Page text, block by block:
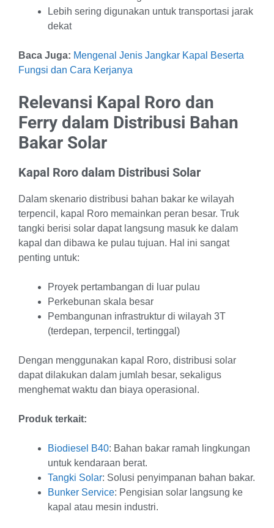
Lebih sering digunakan untuk transportasi jarak
dekat
Baca Juga: Mengenal Jenis Jangkar Kapal Beserta
Fungsi dan Cara Kerjanya
Relevansi Kapal Roro dan
Ferry dalam Distribusi Bahan
Bakar Solar
Kapal Roro dalam Distribusi Solar
Dalam skenario distribusi bahan bakar ke wilayah
terpencil, kapal Roro memainkan peran besar. Truk
tangki berisi solar dapat langsung masuk ke dalam
kapal dan dibawa ke pulau tujuan. Hal ini sangat
penting untuk:
Proyek pertambangan di luar pulau
Perkebunan skala besar
Pembangunan infrastruktur di wilayah 3T
(terdepan, terpencil, tertinggal)
Dengan menggunakan kapal Roro, distribusi solar
dapat dilakukan dalam jumlah besar, sekaligus
menghemat waktu dan biaya operasional.
Produk terkait:
Biodiesel B40: Bahan bakar ramah lingkungan
untuk kendaraan berat.
Tangki Solar: Solusi penyimpanan bahan bakar.
Bunker Service: Pengisian solar langsung ke
kapal atau mesin industri.